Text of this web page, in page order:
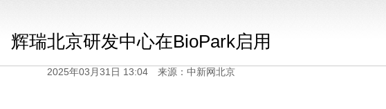
辉瑞北京研发中心在BioPark启用
2025年03月31日 13:04 来源：中新网北京